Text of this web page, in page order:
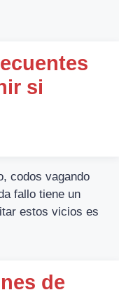
si
codos vagando
fallo tiene un
estos vicios es
de